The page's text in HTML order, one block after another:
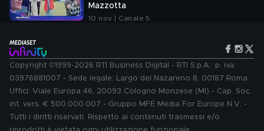
Mazzotta
10 nov | Canale 5
Copyright ©1999-2026 RTI Business Digital - RTI S.p.A.: p. iva
03976881007 - Sede legale: Largo del Nazareno 8, 00187 Roma.
Uffici: Viale Europa 46, 20093 Cologno Monzese (MI) - Cap. Soc.
int. vers. € 500.000.007 - Gruppo MFE Media For Europe N.V. -
Tutti i diritti riservati. Rispetto ai contenuti trasmessi e/o